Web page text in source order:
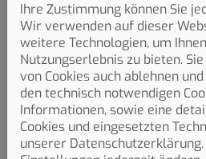
Ihre Zustimmung können Sie
Wir verwenden auf dieser
weitere Technologien, um
Nutzungserlebnis zu bieten.
von Cookies auch ablehnen
den technisch notwendigen
Informationen, sowie eine
Cookies und eingesetzten
unserer Datenschutzerklärung.